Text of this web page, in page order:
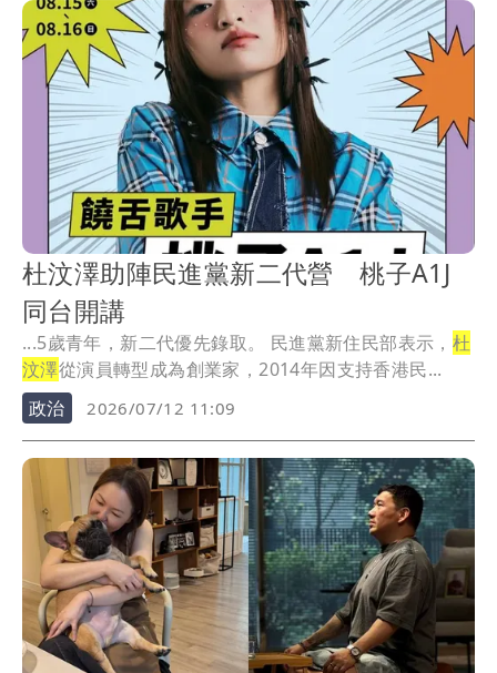
杜汶澤助陣民進黨新二代營 桃子A1J
同台開講
...5歲青年，新二代優先錄取。 民進黨新住民部表示， 杜
汶澤從演員轉型成為創業家，2014年因支持香港民...
政治
2026/07/12 11:09